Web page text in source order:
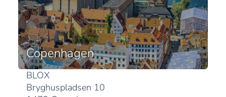
Copenhagen
BLOX
Bryghuspladsen 10